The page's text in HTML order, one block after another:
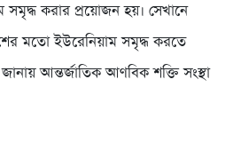
করার প্রয়োজন হয়। সেখানে
মতো ইউরেনিয়াম সমৃদ্ধ করতে
আন্তর্জাতিক আণবিক শক্তি সংস্থা